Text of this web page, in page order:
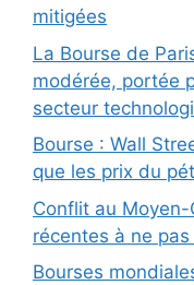
mitigées
La Bourse de
modérée, portée
secteur
Bourse : Wall
que les prix du
Conflit au
récentes à ne
Bourses